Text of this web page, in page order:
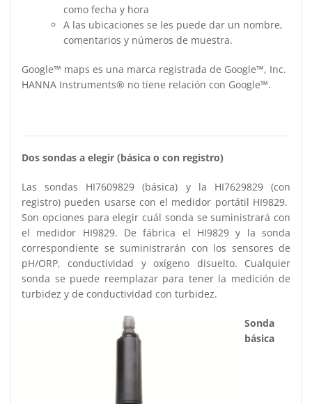
como fecha y hora
A las ubicaciones se les puede dar un nombre,
comentarios y números de muestra.
Google™ maps es una marca registrada de Google™, Inc.
HANNA Instruments® no tiene relación con Google™.
Dos sondas a elegir (básica o con registro)
Las sondas HI7609829 (básica) y la HI7629829 (con
registro) pueden usarse con el medidor portátil HI9829.
Son opciones para elegir cuál sonda se suministrará con
el medidor HI9829. De fábrica el HI9829 y la sonda
correspondiente se suministrarán con los sensores de
pH/ORP, conductividad y oxígeno disuelto. Cualquier
sonda se puede reemplazar para tener la medición de
turbidez y de conductividad con turbidez.
Sonda
básica